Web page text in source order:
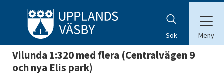
Sök Meny
Vilunda 1:320 med flera (Centralvägen 9
och nya Elis park)